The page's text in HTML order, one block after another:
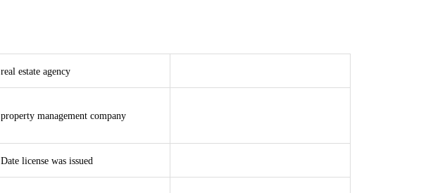
real estate agency
property management company
Date license was issued